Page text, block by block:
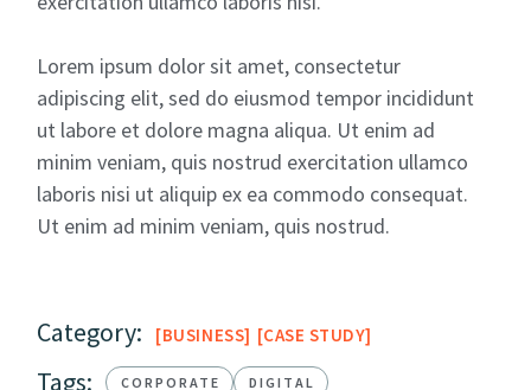
Lorem ipsum dolor sit amet, consectetur
adipiscing elit, sed do eiusmod tempor incididunt
ut labore et dolore magna aliqua. Ut enim ad
minim veniam, quis nostrud exercitation ullamco
laboris nisi ut aliquip ex ea commodo consequat.
Ut enim ad minim veniam, quis nostrud.
Category: BUSINESS CASE STUDY
Tags: CORPORATE DIGITAL